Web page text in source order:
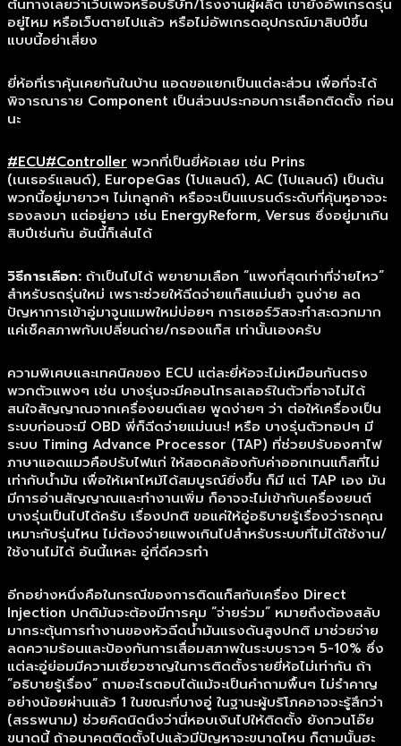
ต้นทางเลยว่าเว็บเพจหรือบริษัท/โรงงานผู้ผลิต เขายังอัพเกรดรุ่น
อยู่ไหม หรือเว็บตายไปแล้ว หรือไม่อัพเกรดอุปกรณ์มาสิบปีขึ้น
แบบนี้อย่าเสี่ยง
ยี่ห้อที่เราคุ้นเคยกันในบ้าน แอดขอแยกเป็นแต่ละส่วน เพื่อที่จะได้
พิจารณาราย Component เป็นส่วนประกอบการเลือกติดตั้ง ก่อน
นะ
#ECU#Controller พวกที่เป็นยี่ห้อเลย เช่น Prins
(เนเธอร์แลนด์), EuropeGas (โปแลนด์), AC (โปแลนด์) เป็นต้น
พวกนี้อยู่มายาวๆ ไม่เทลูกค้า หรือจะเป็นแบรนด์ระดับที่คุ้นหูอาจจะ
รองลงมา แต่อยู่ยาว เช่น EnergyReform, Versus ซึ่งอยู่มาเกิน
สิบปีเช่นกัน อันนี้ก็เล่นได้
วิธีการเลือก: ถ้าเป็นไปได้ พยายามเลือก “แพงที่สุดเท่าที่จ่ายไหว”
สำหรับรถรุ่นใหม่ เพราะช่วยให้ฉีดจ่ายแก็สแม่นยำ จูนง่าย ลด
ปัญหาการเข้าอู่มาจูนแมพใหม่บ่อยๆ การเซอร์วิสจะทำสะดวกมาก
แค่เช็คสภาพกับเปลี่ยนถ่าย/กรองแก็ส เท่านั้นเองครับ
ความพิเศษและเทคนิคของ ECU แต่ละยี่ห้อจะไม่เหมือนกันตรง
พวกตัวแพงๆ เช่น บางรุ่นจะมีคอนโทรลเลอร์ในตัวที่อาจไม่ได้
สนใจสัญญาณจากเครื่องยนต์เลย พูดง่ายๆ ว่า ต่อให้เครื่องเป็น
ระบบก่อนจะมี OBD พี่ก็ฉีดจ่ายแม่นนะ! หรือ บางรุ่นตัวทอปๆ มี
ระบบ Timing Advance Processor (TAP) ที่ช่วยปรับองศาไฟ
ภาษาแอดแมวคือปรับไฟแก่ ให้สอดคล้องกับค่าออกเทนแก็สที่ไม่
เท่ากับน้ำมัน เพื่อให้เผาไหม้ได้สมบูรณ์ยิ่งขึ้น ก็มี แต่ TAP เอง มัน
มีการอ่านสัญญาณและทำงานเพิ่ม ก็อาจจะไม่เข้ากับเครื่องยนต์
บางรุ่นเป็นไปได้ครับ เรื่องปกติ ขอแค่ให้อู่อธิบายรู้เรื่องว่ารถคุณ
เหมาะกับรุ่นไหน ไม่ต้องจ่ายแพงเกินไปสำหรับระบบที่ไม่ได้ใช้งาน/
ใช้งานไม่ได้ อันนี้แหละ อู่ที่ดีควรทำ
อีกอย่างหนึ่งคือในกรณีของการติดแก็สกับเครื่อง Direct
Injection ปกติมันจะต้องมีการคุม “จ่ายร่วม” หมายถึงต้องสลับ
มากระตุ้นการทำงานของหัวฉีดน้ำมันแรงดันสูงปกติ มาช่วยจ่าย
ลดความร้อนและป้องกันการเสื่อมสภาพในระบบราวๆ 5-10% ซึ่ง
แต่ละอู่ย่อมมีความเชี่ยวชาญในการติดตั้งรายยี่ห้อไม่เท่ากัน ถ้า
“อธิบายรู้เรื่อง” ถามอะไรตอบได้แม้จะเป็นคำถามพื้นๆ ไม่รำคาญ
อย่างน้อยผ่านแล้ว 1 ในขณะที่บางอู่ ในฐานะผู้บริโภคอาจจะรู้สึกว่า
(สรรพนาม) ช่วยคิดนิดนึงว่านี่หอบเงินไปให้ติดตั้ง ยังกวนโอ๊ย
ขนาดนี้ ถ้าอนาคตติดตั้งไปแล้วมีปัญหาจะขนาดไหน ก็ตามนั้นฮะ